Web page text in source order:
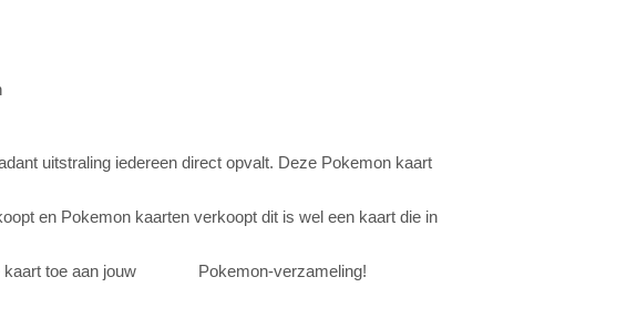
uitstraling iedereen direct opvalt. Deze Pokemon kaart
en Pokemon kaarten verkoopt dit is wel een kaart die in
kaart toe aan jouw Pokemon-verzameling!